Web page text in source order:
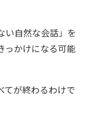
い自然な会話」を
っかけになる可能
てが終わるわけで